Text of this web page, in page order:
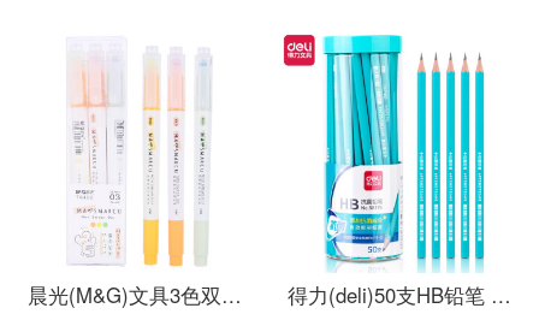
晨光(M&G)文具3色双头荧光笔 办公学生通用重点标记笔 MASMARCU手账手绘记号笔 3支/盒AHMT6402
得力(deli)50支HB铅笔 儿童六角杆抑菌铅笔 学生书写绘图素描铅笔 58195